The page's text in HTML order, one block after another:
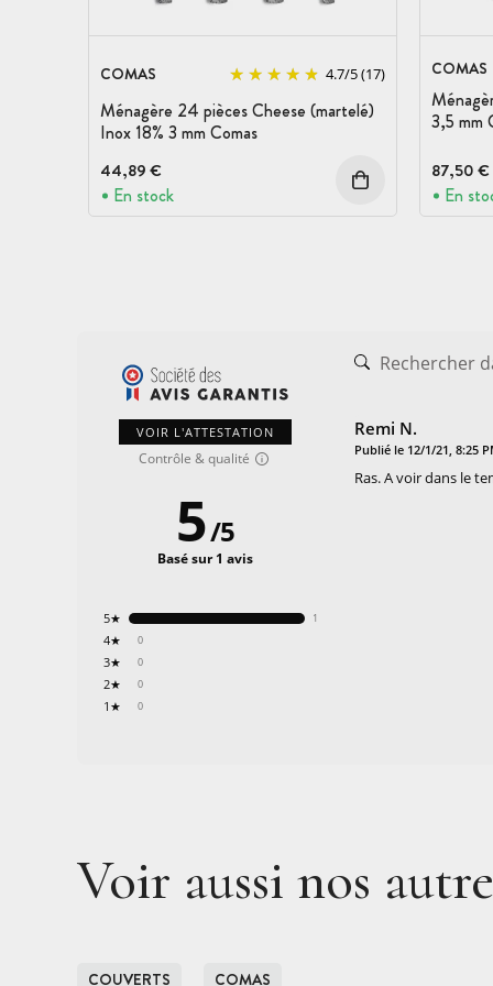
COMAS 4.7/5(17)
Ménagère 24 pièces Cheese (martelé)
Inox 18% 3 mm Comas
44,89 €
En stock
COMAS
3,5 mm
87,50 €
En
VOIR L'ATTESTATION
Contrôle & qualité
0
1★
0
2★
0
3★
0
4★
1
5★
5/5
Basé sur 1 avis
Remi N.
Publié le 12/1/21, 8:25
Ras. A voir dans le
Voir aussi nos
COUVERTS COMAS